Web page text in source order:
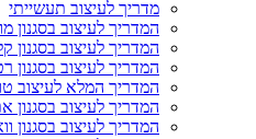
מדריך לעיצוב תעשייתי
המדריך לעיצוב בסגנון
המדריך לעיצוב בסגנון
המדריך לעיצוב בסגנון
המדריך המלא לעיצוב
המדריך לעיצוב בסגנון
המדריך לעיצוב בסגנון